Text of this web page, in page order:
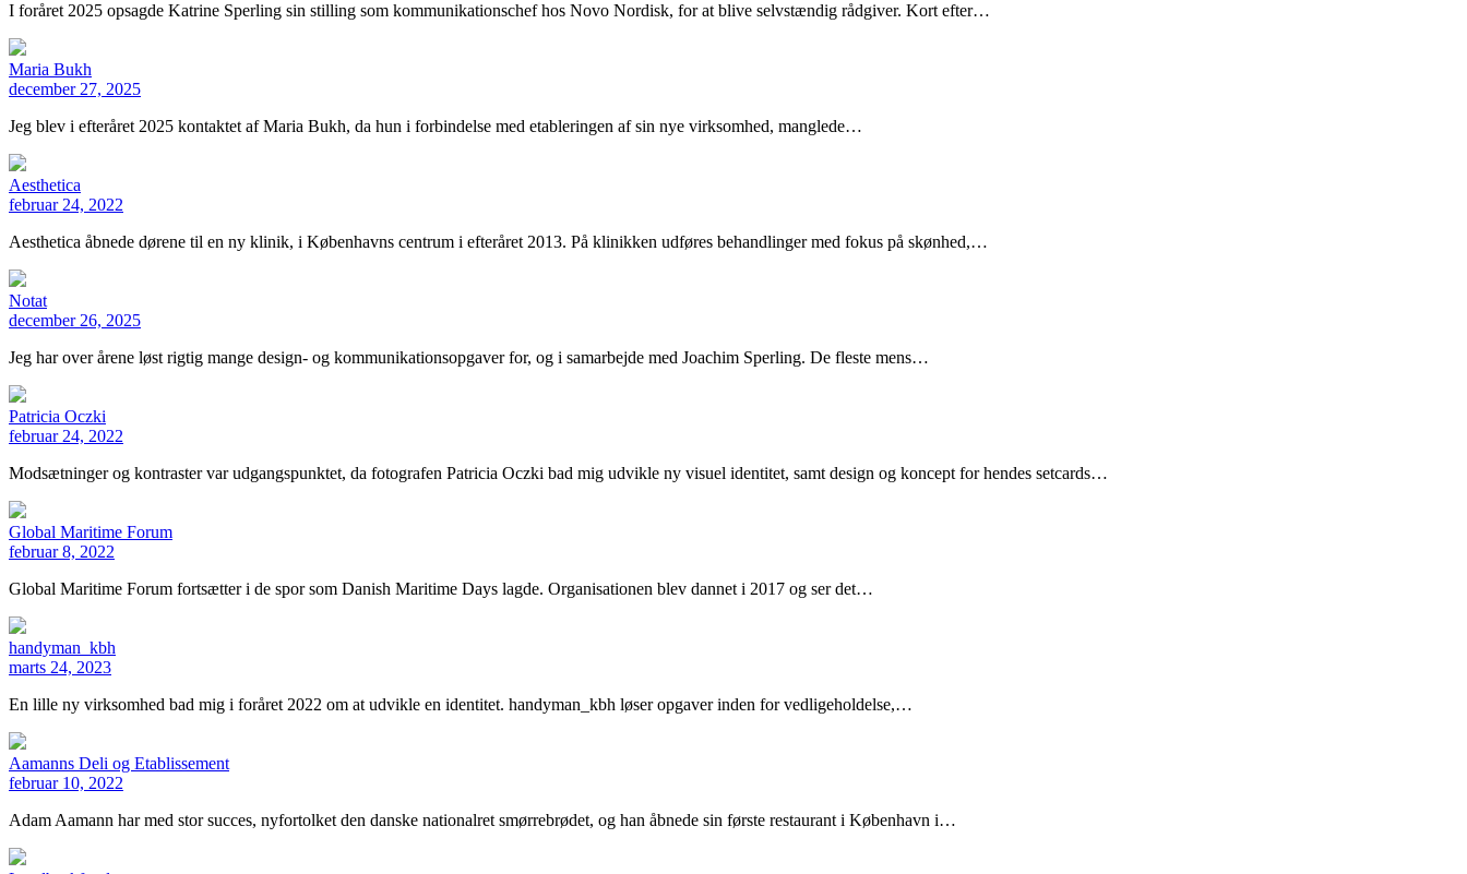
I foråret 2025 opsagde Katrine Sperling sin stilling som kommunikationschef hos Novo Nordisk, for at blive selvstændig rådgiver. Kort efter…
Maria Bukh
december 27, 2025
Jeg blev i efteråret 2025 kontaktet af Maria Bukh, da hun i forbindelse med etableringen af sin nye virksomhed, manglede…
Aesthetica
februar 24, 2022
Aesthetica åbnede dørene til en ny klinik, i Københavns centrum i efteråret 2013. På klinikken udføres behandlinger med fokus på skønhed,…
Notat
december 26, 2025
Jeg har over årene løst rigtig mange design- og kommunikationsopgaver for, og i samarbejde med Joachim Sperling. De fleste mens…
Patricia Oczki
februar 24, 2022
Modsætninger og kontraster var udgangspunktet, da fotografen Patricia Oczki bad mig udvikle ny visuel identitet, samt design og koncept for hendes setcards…
Global Maritime Forum
februar 8, 2022
Global Maritime Forum fortsætter i de spor som Danish Maritime Days lagde. Organisationen blev dannet i 2017 og ser det…
handyman_kbh
marts 24, 2023
En lille ny virksomhed bad mig i foråret 2022 om at udvikle en identitet. handyman_kbh løser opgaver inden for vedligeholdelse,…
Aamanns Deli og Etablissement
februar 10, 2022
Adam Aamann har med stor succes, nyfortolket den danske nationalret smørrebrødet, og han åbnede sin første restaurant i København i…